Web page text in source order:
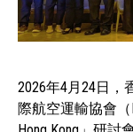
2026年4月24日，
際航空運輸協會（